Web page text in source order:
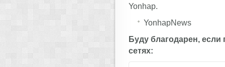
Yonhap.
YonhapNews
Буду благодарен, если
сетях: